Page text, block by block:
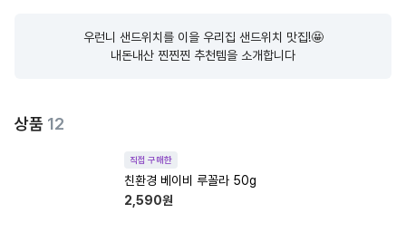
우런니 샌드위치를 이을 우리집 샌드위치 맛집!🤩
내돈내산 찐찐찐 추천템을 소개합니다
상품 12
직접 구매한
친환경 베이비 루꼴라 50g
2,590원